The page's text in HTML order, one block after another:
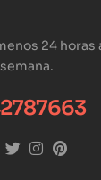
24 horas
semana.